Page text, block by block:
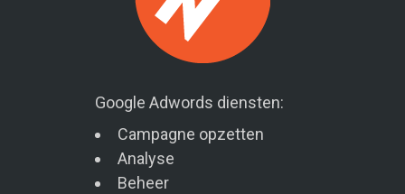
Google Adwords diensten:
Campagne opzetten
Analyse
Beheer